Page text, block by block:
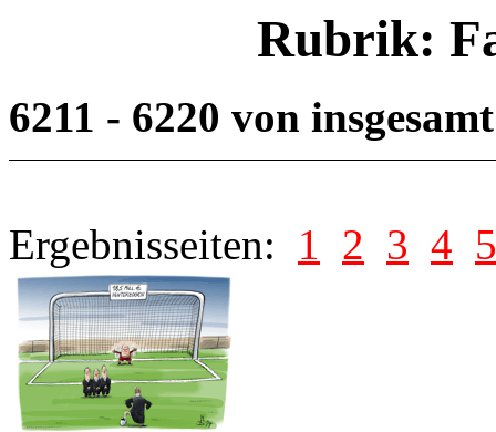
Rubrik:
6211 - 6220 von
Ergebnisseiten: 1 2 3 4 5